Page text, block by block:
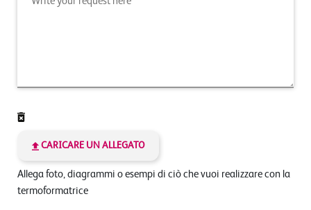
CARICARE UN ALLEGATO
Allega foto, diagrammi o esempi di ciò che vuoi realizzare con la
termoformatrice